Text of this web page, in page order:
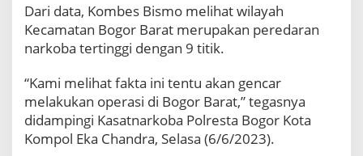
a
K
s
s
N
a
k
Dari data, Kombes Bismo melihat wilayah
Kecamatan Bogor Barat merupakan peredaran
narkoba tertinggi dengan 9 titik.
“Kami melihat fakta ini tentu akan gencar
melakukan operasi di Bogor Barat,” tegasnya
didampingi Kasatnarkoba Polresta Bogor Kota
Kompol Eka Chandra, Selasa (6/6/2023).